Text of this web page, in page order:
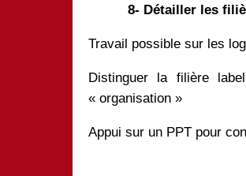
8- Détailler les
Travail possible sur les
Distinguer la filière
« organisation »
Appui sur un PPT pour